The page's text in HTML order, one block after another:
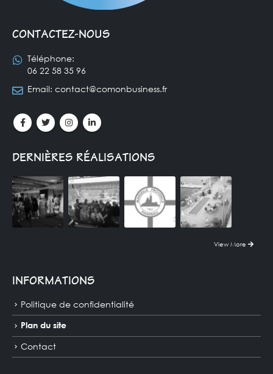
CONTACTEZ-NOUS
Téléphone:
06 22 58 35 96
Email: contact@comonbusiness.fr
DERNIÈRES RÉALISATIONS
View More
INFORMATIONS
Politique de confidentialité
Plan du site
Contact